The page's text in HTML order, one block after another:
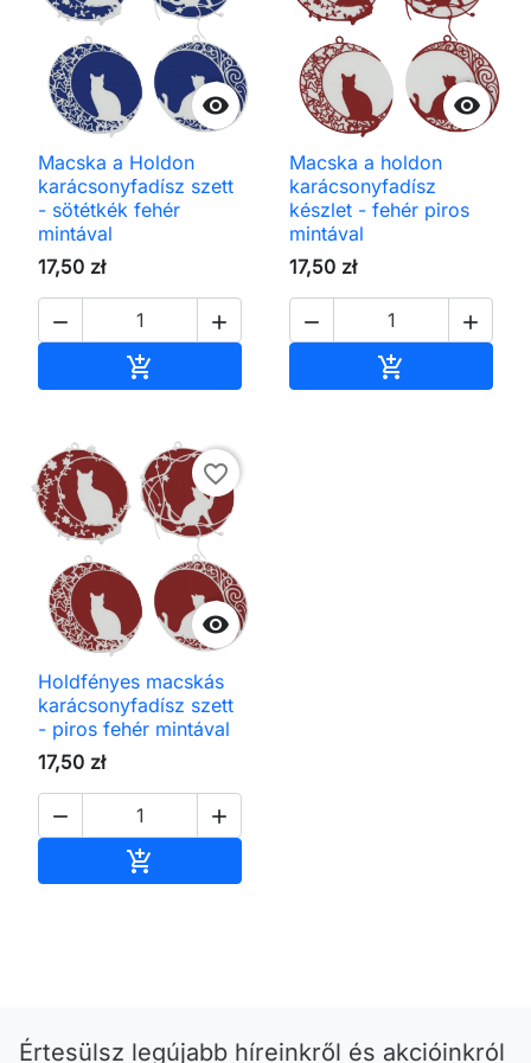

Macska a Holdon
karácsonyfadísz szett
- sötétkék fehér
mintával
17,50 zł
 


Macska a holdon
karácsonyfadísz
készlet - fehér piros
mintával
17,50 zł
 


favorite_border
Holdfényes macskás
karácsonyfadísz szett
- piros fehér mintával
17,50 zł
 

Értesülsz legújabb híreinkről és akcióinkról